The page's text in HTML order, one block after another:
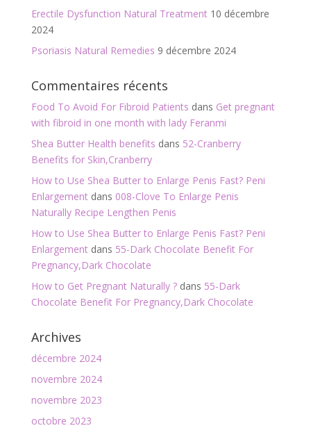
Erectile Dysfunction Natural Treatment 10 décembre
2024
Psoriasis Natural Remedies 9 décembre 2024
Commentaires récents
Food To Avoid For Fibroid Patients dans Get pregnant
with fibroid in one month with lady Feranmi
Shea Butter Health benefits dans 52-Cranberry
Benefits for Skin,Cranberry
How to Use Shea Butter to Enlarge Penis Fast? Peni
Enlargementdans 008-Clove To Enlarge Penis
Naturally Recipe Lengthen Penis
How to Use Shea Butter to Enlarge Penis Fast? Peni
Enlargementdans 55-Dark Chocolate Benefit For
Pregnancy,Dark Chocolate
How to Get Pregnant Naturally ?dans 55-Dark
Chocolate Benefit For Pregnancy,Dark Chocolate
Archives
décembre 2024
novembre 2024
novembre 2023
octobre 2023